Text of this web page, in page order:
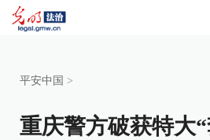
平安中国 >
重庆警方破获特大